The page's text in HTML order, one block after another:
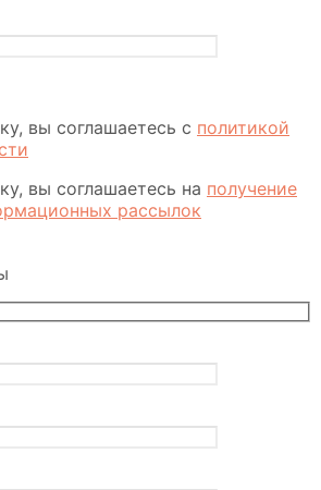
вы соглашаетесь с политикой
вы соглашаетесь на получение
рассылок